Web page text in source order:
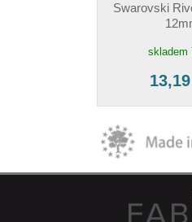
Swarovski
skladem